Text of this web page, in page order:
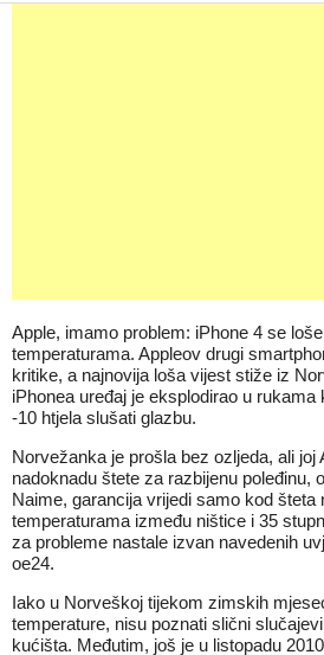
Apple, imamo problem: iPhone 4 se
temperaturama. Appleov drugi
kritike, a najnovija loša vijest stiže iz
iPhonea uređaj je eksplodirao u rukama
-10 htjela slušati glazbu.
Norvežanka je prošla bez ozljeda, ali joj
nadoknadu štete za razbijenu poleđinu,
Naime, garancija vrijedi samo kod šteta
temperaturama između ništice i 35
za probleme nastale izvan navedenih
oe24.
Iako u Norveškoj tijekom zimskih
temperature, nisu poznati slični
kućišta. Međutim, još je u listopadu